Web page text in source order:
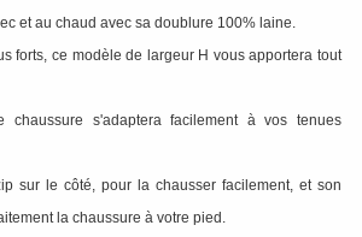
et au chaud avec sa doublure 100% laine.
forts, ce modèle de largeur H vous apportera tout
chaussure s'adaptera facilement à vos tenues
sur le côté, pour la chausser facilement, et son
la chaussure à votre pied.